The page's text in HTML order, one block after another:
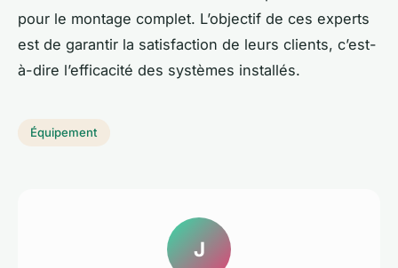
pour le montage complet. L’objectif de ces experts
est de garantir la satisfaction de leurs clients, c’est-
à-dire l’efficacité des systèmes installés.
Équipement
J